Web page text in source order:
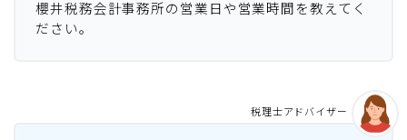
櫻井税務会計事務所の営業日や営業時間を教えてく
ださい。
税理士アドバイザー